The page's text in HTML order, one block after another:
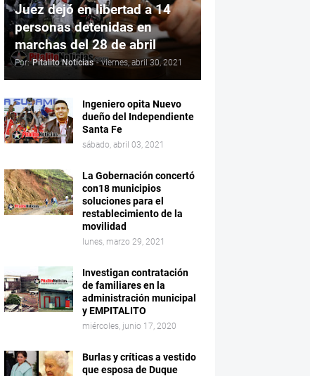
Juez dejó en libertad a 14
personas detenidas en
marchas del 28 de abril
Por: Pitalito Noticias - viernes, abril 30, 2021
Ingeniero opita Nuevo
dueño del Independiente
Santa Fe
sábado, abril 03, 2021
La Gobernación concertó
con18 municipios
soluciones para el
restablecimiento de la
movilidad
lunes, marzo 29, 2021
Investigan contratación
de familiares en la
administración municipal
y EMPITALITO
miércoles, junio 17, 2020
Burlas y críticas a vestido
que esposa de Duque